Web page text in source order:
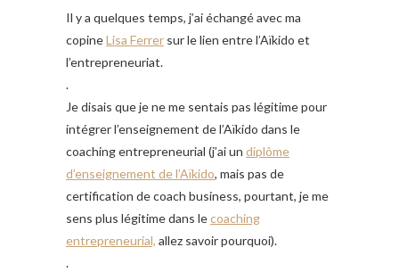
Il y a quelques temps, j’ai échangé avec ma
copineLisa Ferrer sur le lien entre l’Aïkido et
l’entrepreneuriat.
.
Je disais que je ne me sentais pas légitime pour
intégrer l’enseignement de l’Aïkido dans le
coaching entrepreneurial (j’ai un diplôme
d’enseignement de l’Aïkido, mais pas de
certification de coach business, pourtant, je me
sens plus légitime dans lecoaching
entrepreneurial, allez savoir pourquoi).
.